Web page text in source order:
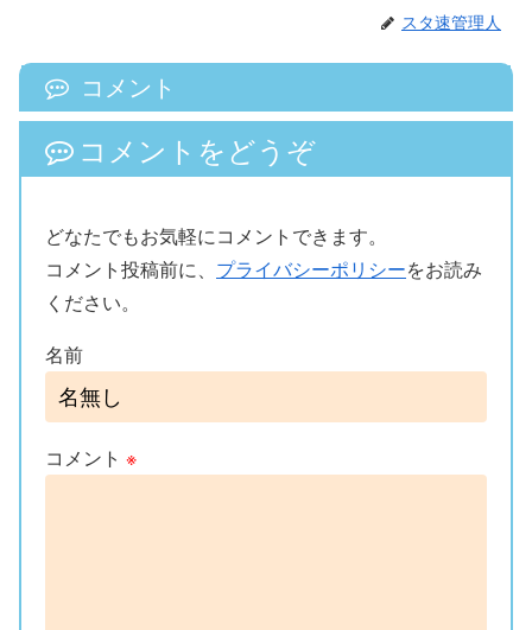
スタ速管理人
コメント
コメントをどうぞ
どなたでもお気軽にコメントできます。
コメント投稿前に、 プライバシーポリシーをお読み
ください。
名前
コメント ※